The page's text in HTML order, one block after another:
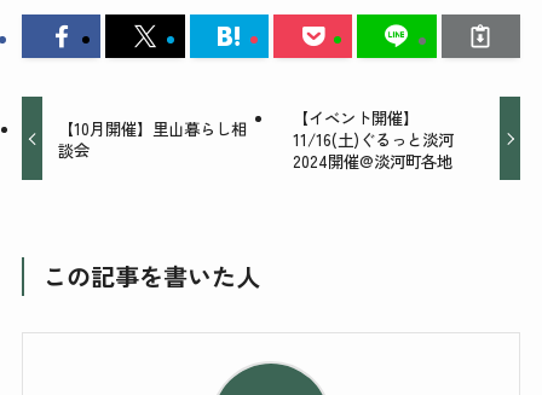
【10月開催】里山暮らし相
談会
【イベント開催】
11/16(土)ぐるっと淡河
2024開催@淡河町各地
この記事を書いた人